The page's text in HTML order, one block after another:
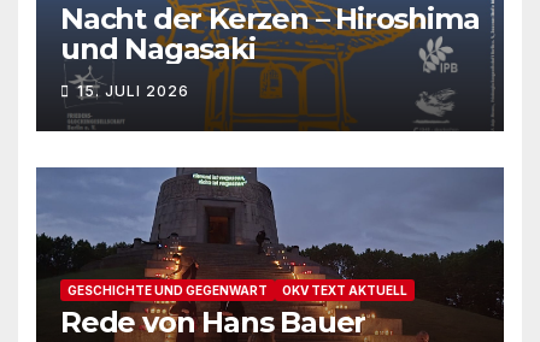
Nacht der Kerzen – Hiroshima
und Nagasaki
15. JULI 2026
GESCHICHTE UND GEGENWART OKV TEXT AKTUELL
Rede von Hans Bauer